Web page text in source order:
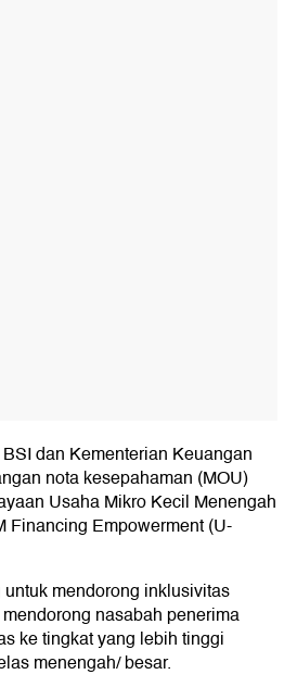
dan Kementerian Keuangan
nota kesepahaman (MOU)
Usaha Mikro Kecil Menengah
Financing Empowerment (U-
mendorong inklusivitas
nasabah penerima
ke tingkat yang lebih tinggi
menengah/ besar.